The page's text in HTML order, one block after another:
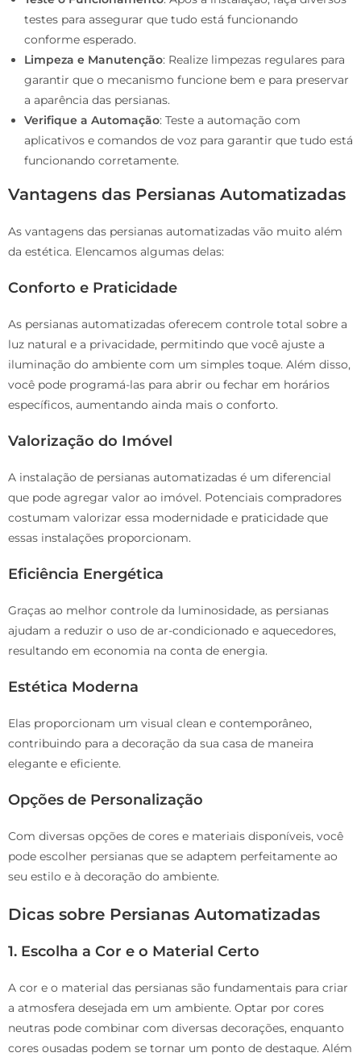
testes para assegurar que tudo está funcionando
conforme esperado.
Limpeza e Manutenção: Realize limpezas regulares para
garantir que o mecanismo funcione bem e para preservar
a aparência das persianas.
Verifique a Automação: Teste a automação com
aplicativos e comandos de voz para garantir que tudo está
funcionando corretamente.
Vantagens das Persianas Automatizadas
As vantagens das persianas automatizadas vão muito além
da estética. Elencamos algumas delas:
Conforto e Praticidade
As persianas automatizadas oferecem controle total sobre a
luz natural e a privacidade, permitindo que você ajuste a
iluminação do ambiente com um simples toque. Além disso,
você pode programá-las para abrir ou fechar em horários
específicos, aumentando ainda mais o conforto.
Valorização do Imóvel
A instalação de persianas automatizadas é um diferencial
que pode agregar valor ao imóvel. Potenciais compradores
costumam valorizar essa modernidade e praticidade que
essas instalações proporcionam.
Eficiência Energética
Graças ao melhor controle da luminosidade, as persianas
ajudam a reduzir o uso de ar-condicionado e aquecedores,
resultando em economia na conta de energia.
Estética Moderna
Elas proporcionam um visual clean e contemporâneo,
contribuindo para a decoração da sua casa de maneira
elegante e eficiente.
Opções de Personalização
Com diversas opções de cores e materiais disponíveis, você
pode escolher persianas que se adaptem perfeitamente ao
seu estilo e à decoração do ambiente.
Dicas sobre Persianas Automatizadas
1. Escolha a Cor e o Material Certo
A cor e o material das persianas são fundamentais para criar
a atmosfera desejada em um ambiente. Optar por cores
neutras pode combinar com diversas decorações, enquanto
cores ousadas podem se tornar um ponto de destaque. Além